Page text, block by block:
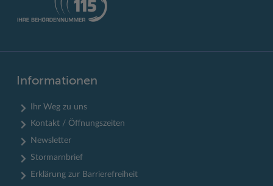
Informationen
Ihr Weg zu uns
Kontakt / Öffnungszeiten
Newsletter
Stormarnbrief
Erklärung zur Barrierefreiheit